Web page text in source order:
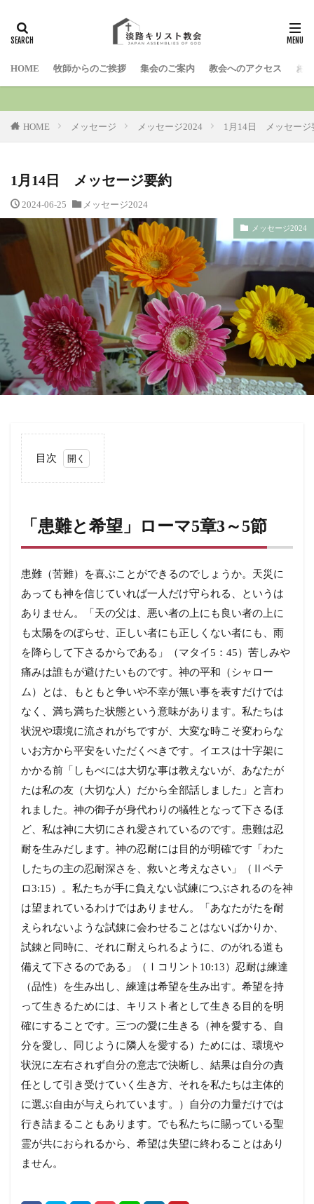
HOME 牧師からのご挨拶 集会のご案内 教会へのアクセス お
HOME メッセージ メッセージ2024 1月14日 メッセージ
1月14日 メッセージ要約
2024-06-25 メッセージ2024
メッセージ2024
目次
希
望」
ロー
章3
節
「患難と希望」ローマ5章3～5節
患難（苦難）を喜ぶことができるのでしょうか。天災に
あっても神を信じていれば一人だけ守られる、というは
ありません。「天の父は、悪い者の上にも良い者の上に
も太陽をのぼらせ、正しい者にも正しくない者にも、雨
を降らして下さるからである」（マタイ5：45）苦しみや
痛みは誰もが避けたいものです。神の平和（シャロー
ム）とは、もともと争いや不幸が無い事を表すだけでは
なく、満ち満ちた状態という意味があります。私たちは
状況や環境に流されがちですが、大変な時こそ変わらな
いお方から平安をいただくべきです。イエスは十字架に
かかる前「しもべには大切な事は教えないが、あなたが
たは私の友（大切な人）だから全部話しました」と言わ
れました。神の御子が身代わりの犠牲となって下さるほ
ど、私は神に大切にされ愛されているのです。患難は忍
耐を生みだします。神の忍耐には目的が明確です「わた
したちの主の忍耐深さを、救いと考えなさい」（Ⅱペテ
ロ3:15）。私たちが手に負えない試練につぶされるのを神
は望まれているわけではありません。「あなたがたを耐
えられないような試錬に会わせることはないばかりか、
試錬と同時に、それに耐えられるように、のがれる道も
備えて下さるのである」（Ⅰコリント10:13）忍耐は練達
（品性）を生み出し、練達は希望を生み出す。希望を持
って生きるためには、キリスト者として生きる目的を明
確にすることです。三つの愛に生きる（神を愛する、自
分を愛し、同じように隣人を愛する）ためには、環境や
状況に左右されず自分の意志で決断し、結果は自分の責
任として引き受けていく生き方、それを私たちは主体的
に選ぶ自由が与えられています。）自分の力量だけでは
行き詰まることもあります。でも私たちに賜っている聖
霊が共におられるから、希望は失望に終わることはあり
ません。
検索